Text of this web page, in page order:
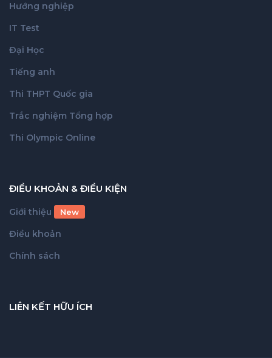
Hướng nghiệp
IT Test
Đại Học
Tiếng anh
Thi THPT Quốc gia
Trắc nghiệm Tổng hợp
Thi Olympic Online
ĐIỀU KHOẢN & ĐIỀU KIỆN
Giới thiệu New
Điều khoản
Chính sách
LIÊN KẾT HỮU ÍCH